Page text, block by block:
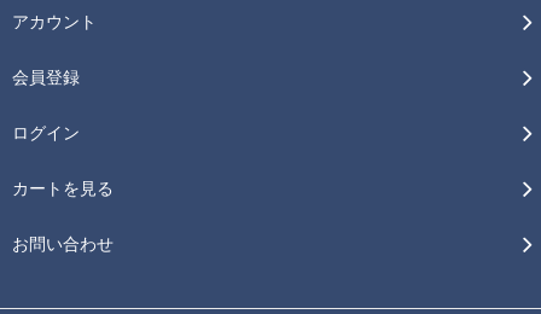
アカウント
会員登録
ログイン
カートを見る
お問い合わせ